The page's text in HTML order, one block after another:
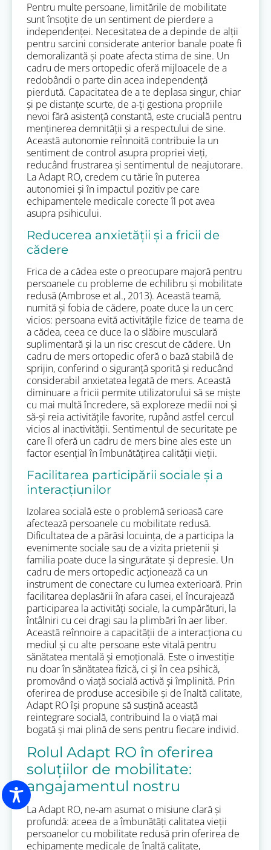
Pentru multe persoane, limitările de mobilitate
sunt însoțite de un sentiment de pierdere a
independenței. Necesitatea de a depinde de alții
pentru sarcini considerate anterior banale poate fi
demoralizantă și poate afecta stima de sine. Un
cadru de mers ortopedic oferă mijloacele de a
redobândi o parte din acea independență
pierdută. Capacitatea de a te deplasa singur, chiar
și pe distanțe scurte, de a-ți gestiona propriile
nevoi fără asistență constantă, este crucială pentru
menținerea demnității și a respectului de sine.
Această autonomie reînnoită contribuie la un
sentiment de control asupra propriei vieți,
reducând frustrarea și sentimentul de neajutorare.
La Adapt RO, credem cu tărie în puterea
autonomiei și în impactul pozitiv pe care
echipamentele medicale corecte îl pot avea
asupra psihicului.
Reducerea anxietății și a fricii de
cădere
Frica de a cădea este o preocupare majoră pentru
persoanele cu probleme de echilibru și mobilitate
redusă (Ambrose et al., 2013). Această teamă,
numită și fobia de cădere, poate duce la un cerc
vicios: persoana evită activitățile fizice de teama de
a cădea, ceea ce duce la o slăbire musculară
suplimentară și la un risc crescut de cădere. Un
cadru de mers ortopedic oferă o bază stabilă de
sprijin, conferind o siguranță sporită și reducând
considerabil anxietatea legată de mers. Această
diminuare a fricii permite utilizatorului să se miște
cu mai multă încredere, să exploreze medii noi și
să-și reia activitățile favorite, rupând astfel cercul
vicios al inactivității. Sentimentul de securitate pe
care îl oferă un cadru de mers bine ales este un
factor esențial în îmbunătățirea calității vieții.
Facilitarea participării sociale și a
interacțiunilor
Izolarea socială este o problemă serioasă care
afectează persoanele cu mobilitate redusă.
Dificultatea de a părăsi locuința, de a participa la
evenimente sociale sau de a vizita prietenii și
familia poate duce la singurătate și depresie. Un
cadru de mers ortopedic acționează ca un
instrument de conectare cu lumea exterioară. Prin
facilitarea deplasării în afara casei, el încurajează
participarea la activități sociale, la cumpărături, la
întâlniri cu cei dragi sau la plimbări în aer liber.
Această reînnoire a capacității de a interacționa cu
mediul și cu alte persoane este vitală pentru
sănătatea mentală și emoțională. Este o investiție
nu doar în sănătatea fizică, ci și în cea psihică,
promovând o viață socială activă și împlinită. Prin
oferirea de produse accesibile și de înaltă calitate,
Adapt RO își propune să susțină această
reintegrare socială, contribuind la o viață mai
bogată și mai plină de sens pentru fiecare individ.
Rolul Adapt RO în oferirea
soluțiilor de mobilitate:
angajamentul nostru
La Adapt RO, ne-am asumat o misiune clară și
profundă: aceea de a îmbunătăți calitatea vieții
persoanelor cu mobilitate redusă prin oferirea de
echipamente medicale de înaltă calitate,